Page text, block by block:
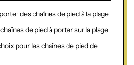
des chaînes de pied à la plage
de pied à porter sur la plage
pour les chaînes de pied de